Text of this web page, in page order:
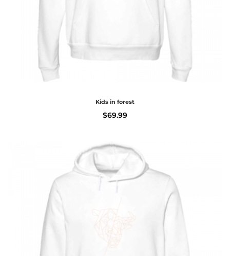
Kids in forest
$69.99